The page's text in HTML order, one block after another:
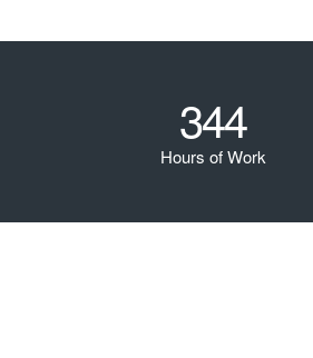
344
Hours of Work